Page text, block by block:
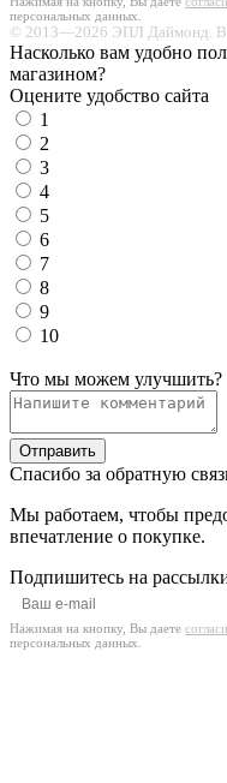
персональных данных.
© 2013—2026 ЭПЛ Даймонд.
Насколько вам удобно
магазином?
Оцените удобство сайта
1
2
3
4
5
6
7
8
9
10
Что мы можем улучшить?
Отправить
Спасибо за обратную
Мы работаем, чтобы
впечатление о покупке.
Подпишитесь на
Нажимая на кнопку, Вы даете
персональных данных.